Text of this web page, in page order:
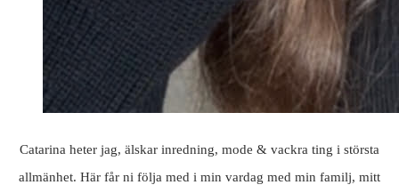
Catarina heter jag, älskar inredning, mode & vackra ting i största
allmänhet. Här får ni följa med i min vardag med min familj, mitt